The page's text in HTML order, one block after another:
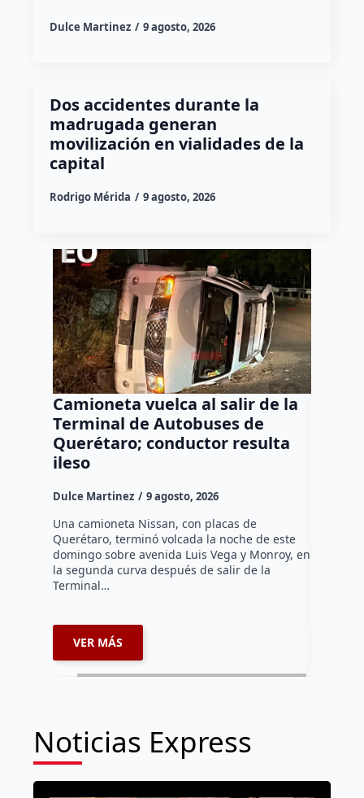
Dulce Martinez 9 agosto, 2026
Dos accidentes durante la
madrugada generan
movilización en vialidades de la
capital
Rodrigo Mérida 9 agosto, 2026
Camioneta vuelca al salir de la
Terminal de Autobuses de
Querétaro; conductor resulta
ileso
Dulce Martinez 9 agosto, 2026
Una camioneta Nissan, con placas de
Querétaro, terminó volcada la noche de este
domingo sobre avenida Luis Vega y Monroy, en
la segunda curva después de salir de la
Terminal…
VER MÁS
Noticias Express